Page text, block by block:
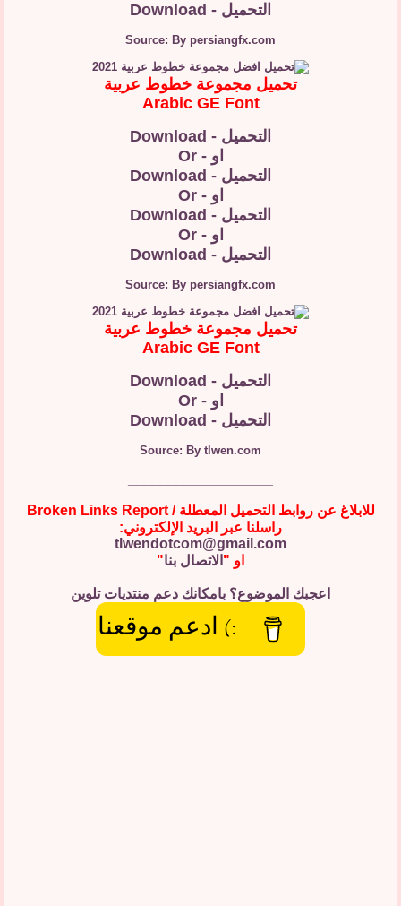
التحميل - Download
Source: By persiangfx.com
تحميل مجموعة خطوط عربية
Arabic GE Font
التحميل - Download
او - Or
التحميل - Download
او - Or
التحميل - Download
او - Or
التحميل - Download
Source: By persiangfx.com
تحميل مجموعة خطوط عربية
Arabic GE Font
التحميل - Download
او - Or
التحميل - Download
Source: By tlwen.com
للابلاغ عن روابط التحميل المعطلة / Broken Links Report
راسلنا عبر البريد الإلكتروني:
tlwendotcom@gmail.com
او " الاتصال بنا"
اعجبك الموضوع؟ بامكانك دعم منتديات تلوين
:) ادعم موقعنا